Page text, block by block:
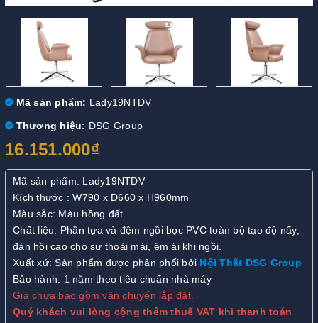
Mã sản phẩm: Lady19NTDV
Thương hiệu: DSG Group
16.151.000₫
Mã sản phẩm: Lady19NTDV
Kích thước : W790 x D660 x H960mm
Màu sắc: Màu hồng đất
Chất liệu: Phần tựa và đệm ngồi bọc PVC toàn bộ tạo độ nẩy,
đàn hồi cao cho sự thoải mái, êm ái khi ngồi.
Xuất xứ: Sản phẩm được phân phối bởi Nội Thất DSG Group
Bảo hành: 1 năm theo tiêu chuẩn nhà máy
Giá chưa bao gồm vận chuyển lắp đặt.
Quý khách vui lòng cộng thêm thuế VAT khi thanh toán